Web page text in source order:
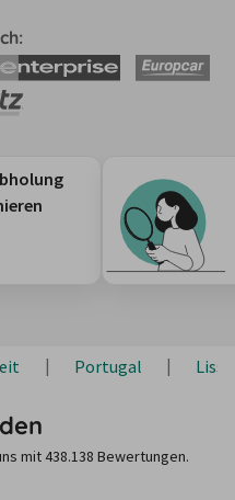
Portugal
mit 438.138 Bewertungen.